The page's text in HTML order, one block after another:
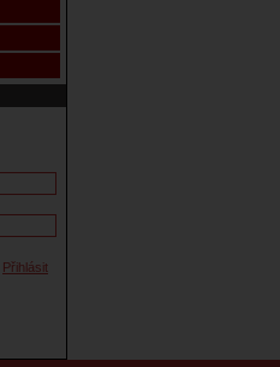
Přihlásit